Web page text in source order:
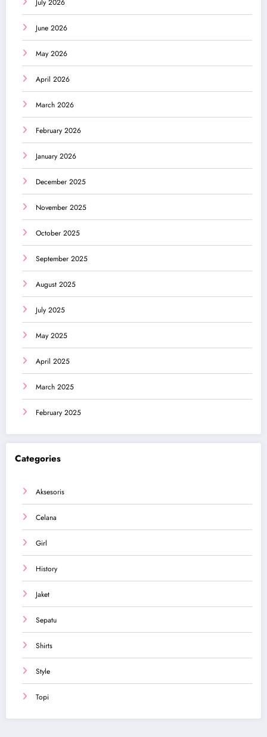
July 2026
June 2026
May 2026
April 2026
March 2026
February 2026
January 2026
December 2025
November 2025
October 2025
September 2025
August 2025
July 2025
May 2025
April 2025
March 2025
February 2025
Categories
Aksesoris
Celana
Girl
History
Jaket
Sepatu
Shirts
Style
Topi